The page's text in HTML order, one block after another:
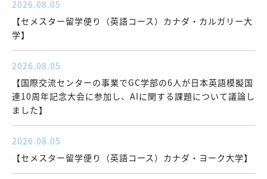
2026.08.05
【セメスター留学便り（英語コース）カナダ・カルガリー大
学】
2026.08.05
【国際交流センターの事業でGC学部の6人が日本英語模擬国
連10周年記念大会に参加し、AIに関する課題について議論し
ました】
2026.08.05
【セメスター留学便り（英語コース）カナダ・ヨーク大学】